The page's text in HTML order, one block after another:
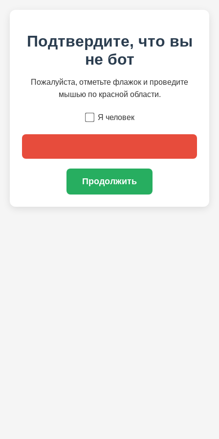
Подтвердите, что вы
не бот
Пожалуйста, отметьте флажок и проведите
мышью по красной области.
Я человек
Продолжить